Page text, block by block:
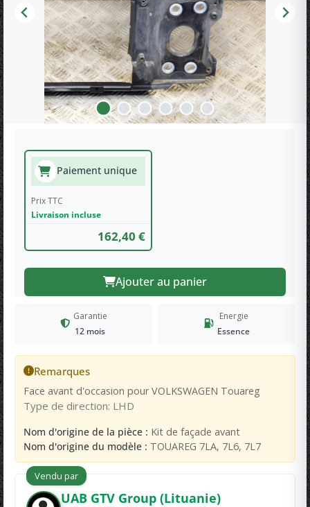
Paiement unique
Prix TTC
Livraison incluse
162,40 €
Ajouter au panier
Garantie
12 mois
Energie
Essence
Remarques
Face avant d'occasion pour VOLKSWAGEN Touareg
Type de direction: LHD
Nom d'origine de la pièce : Kit de façade avant
Nom d'origine du modèle : TOUAREG 7LA, 7L6, 7L7
Vendu par
UAB GTV Group (Lituanie)